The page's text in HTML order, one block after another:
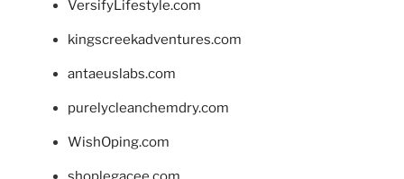
VersifyLifestyle.com
kingscreekadventures.com
antaeuslabs.com
purelycleanchemdry.com
WishOping.com